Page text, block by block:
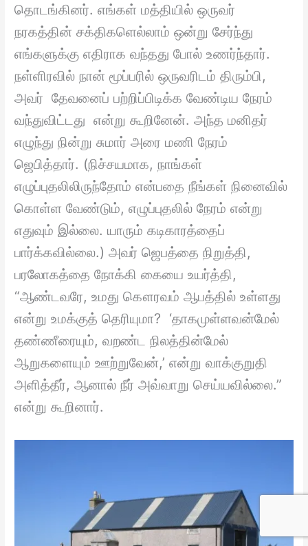
தொடங்கினர். எங்கள் மத்தியில் ஒருவர்
நரகத்தின் சக்திகளெல்லாம் ஒன்று சேர்ந்து
எங்களுக்கு எதிராக வந்தது போல் உணர்ந்தார்.
நள்ளிரவில் நான் மூப்பரில் ஒருவரிடம் திரும்பி,
அவர் தேவனைப் பற்றிப்பிடிக்க வேண்டிய நேரம்
வந்துவிட்டது என்று கூறினேன். அந்த மனிதர்
எழுந்து நின்று சுமார் அரை மணி நேரம்
ஜெபித்தார். (நிச்சயமாக, நாங்கள்
எழுப்புதலிலிருந்தோம் என்பதை நீங்கள் நினைவில்
கொள்ள வேண்டும், எழுப்புதலில் நேரம் என்று
எதுவும் இல்லை. யாரும் கடிகாரத்தைப்
பார்க்கவில்லை.) அவர் ஜெபத்தை நிறுத்தி,
பரலோகத்தை நோக்கி கையை உயர்த்தி,
“ஆண்டவரே, உமது கௌரவம் ஆபத்தில் உள்ளது
என்று உமக்குத் தெரியுமா? ‘தாகமுள்ளவன்மேல்
தண்ணீரையும், வறண்ட நிலத்தின்மேல்
ஆறுகளையும் ஊற்றுவேன்,’ என்று வாக்குறுதி
அளித்தீர், ஆனால் நீர் அவ்வாறு செய்யவில்லை.”
என்று கூறினார்.